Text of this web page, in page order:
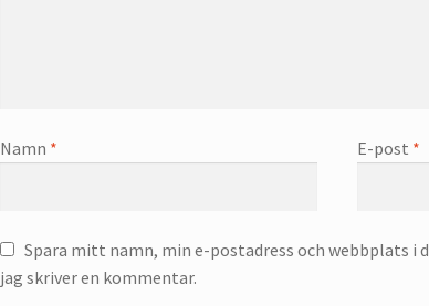
Namn * E-post *
Spara mitt namn, min e-postadress och webbplats i
jag skriver en kommentar.